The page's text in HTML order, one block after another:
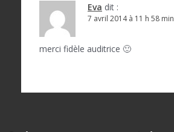
Eva dit :
7 avril 2014 à 11 h 58 min
merci fidèle auditrice 🙂